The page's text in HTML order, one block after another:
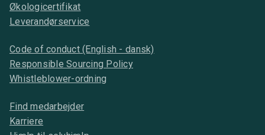
Økologicertifikat
Leverandørservice
Code of conduct (English - dansk)
Responsible Sourcing Policy
Whistleblower-ordning
Find medarbejder
Karriere